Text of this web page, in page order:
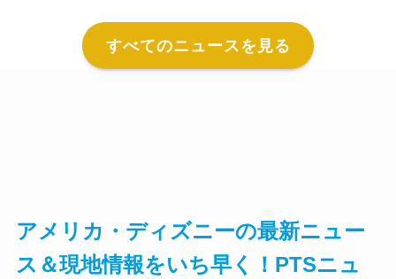
すべてのニュースを見る
アメリカ・ディズニーの最新ニュー
ス＆現地情報をいち早く！PTSニュ